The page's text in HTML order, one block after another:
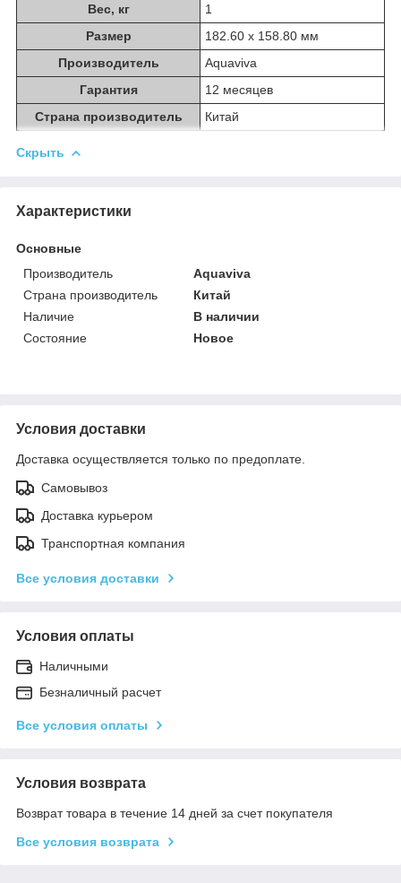
Вес, кг
1
Размер
182.60 х 158.80 мм
Производитель
Aquaviva
Гарантия
12 месяцев
Страна производитель
Китай
Скрыть
Характеристики
Основные
Производитель
Aquaviva
Страна производитель
Китай
Наличие
В наличии
Состояние
Новое
Условия доставки
Доставка осуществляется только по предоплате.
Самовывоз
Доставка курьером
Транспортная компания
Все условия доставки
Условия оплаты
Наличными
Безналичный расчет
Все условия оплаты
Условия возврата
Возврат товара в течение 14 дней за счет покупателя
Все условия возврата